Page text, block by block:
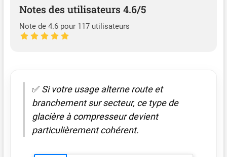
Notes des utilisateurs 4.6/5
Note de 4.6 pour 117 utilisateurs
✅Si votre usage alterne route et
branchement sur secteur, ce type de
glacière à compresseur devient
particulièrement cohérent.